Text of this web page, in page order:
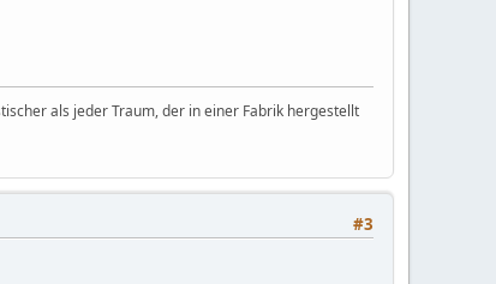
als jeder Traum, der in einer Fabrik hergestellt
#3